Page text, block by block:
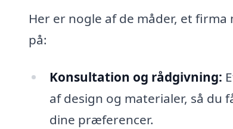
Her er nogle af de måder, et
på:
Konsultation og rådgivning:
af design og materialer, så du
dine præferencer.